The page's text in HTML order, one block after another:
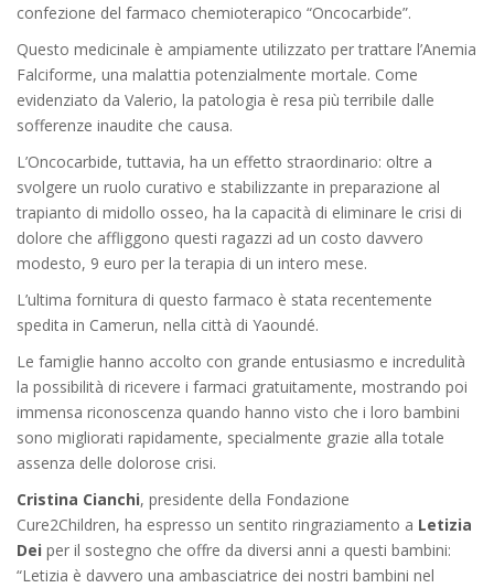
confezione del farmaco chemioterapico “Oncocarbide”.
Questo medicinale è ampiamente utilizzato per trattare l’Anemia
Falciforme, una malattia potenzialmente mortale. Come
evidenziato da Valerio, la patologia è resa più terribile dalle
sofferenze inaudite che causa.
L’Oncocarbide, tuttavia, ha un effetto straordinario: oltre a
svolgere un ruolo curativo e stabilizzante in preparazione al
trapianto di midollo osseo, ha la capacità di eliminare le crisi di
dolore che affliggono questi ragazzi ad un costo davvero
modesto, 9 euro per la terapia di un intero mese.
L’ultima fornitura di questo farmaco è stata recentemente
spedita in Camerun, nella città di Yaoundé.
Le famiglie hanno accolto con grande entusiasmo e incredulità
la possibilità di ricevere i farmaci gratuitamente, mostrando poi
immensa riconoscenza quando hanno visto che i loro bambini
sono migliorati rapidamente, specialmente grazie alla totale
assenza delle dolorose crisi.
Cristina Cianchi, presidente della Fondazione
Cure2Children, ha espresso un sentito ringraziamento a Letizia
Dei per il sostegno che offre da diversi anni a questi bambini:
“Letizia è davvero una ambasciatrice dei nostri bambini nel